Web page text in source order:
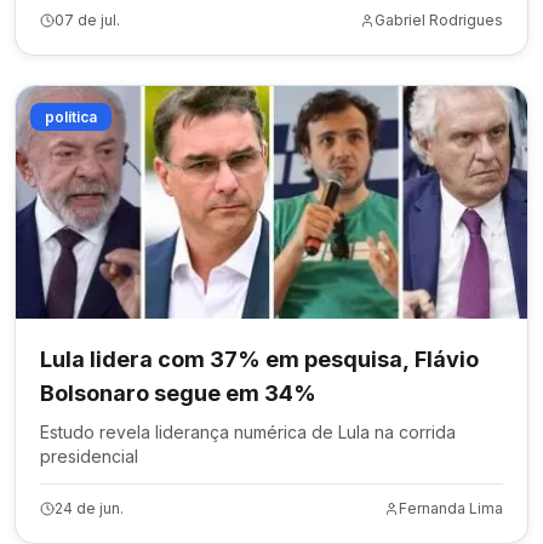
07 de jul. Gabriel Rodrigues
política
Lula lidera com 37% em pesquisa, Flávio
Bolsonaro segue em 34%
Estudo revela liderança numérica de Lula na corrida
presidencial
24 de jun. Fernanda Lima